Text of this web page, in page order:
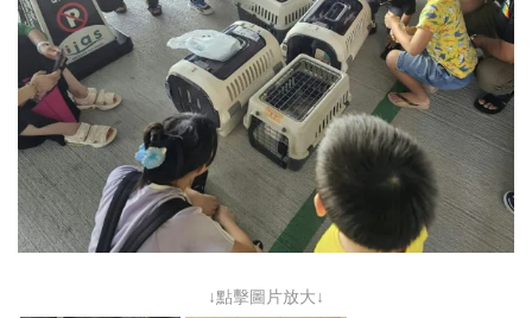
↓點擊圖片放大↓